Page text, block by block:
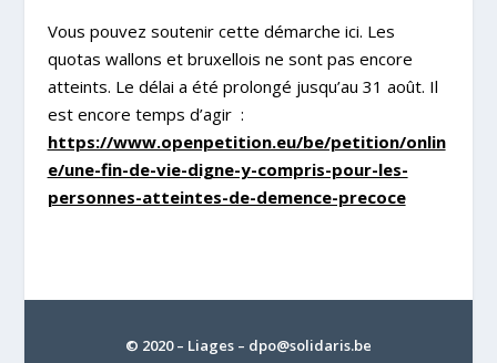
Vous pouvez soutenir cette démarche ici. Les
quotas wallons et bruxellois ne sont pas encore
atteints. Le délai a été prolongé jusqu’au 31 août. Il
est encore temps d’agir :
https://www.openpetition.eu/be/petition/onlin
e/une-fin-de-vie-digne-y-compris-pour-les-
personnes-atteintes-de-demence-precoce
© 2020 – Liages – dpo@solidaris.be